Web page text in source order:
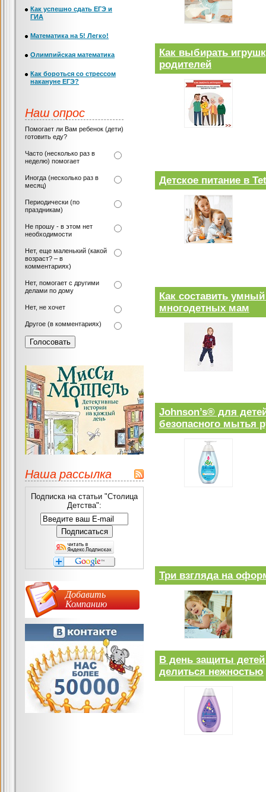
Как выбирать
родителей
Детское питание в
Как составить
многодетных мам
Johnson’s® для
безопасного мытья
Три взгляда на
В день защиты
делиться нежностью
Как успешно сдать ЕГЭ и
ГИА
Математика на 5! Легко!
Олимпийская математика
Как бороться со стрессом
накануне ЕГЭ?
Наш опрос
Помогает ли Вам ребенок (дети)
готовить еду?
Часто (несколько раз в
неделю) помогает
Иногда (несколько раз в
месяц)
Периодически (по
праздникам)
Не прошу - в этом нет
необходимости
Нет, еще маленький (какой
возраст? – в
комментариях)
Нет, помогает с другими
делами по дому
Нет, не хочет
Другое (в комментариях)
Наша рассылка
Подписка на статьи "Столица
Детства":
Добавить
Компанию